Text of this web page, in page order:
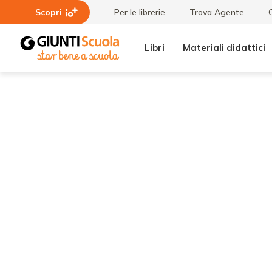
Scopri Per le librerie Trova Agente
Libri Materiali didattici